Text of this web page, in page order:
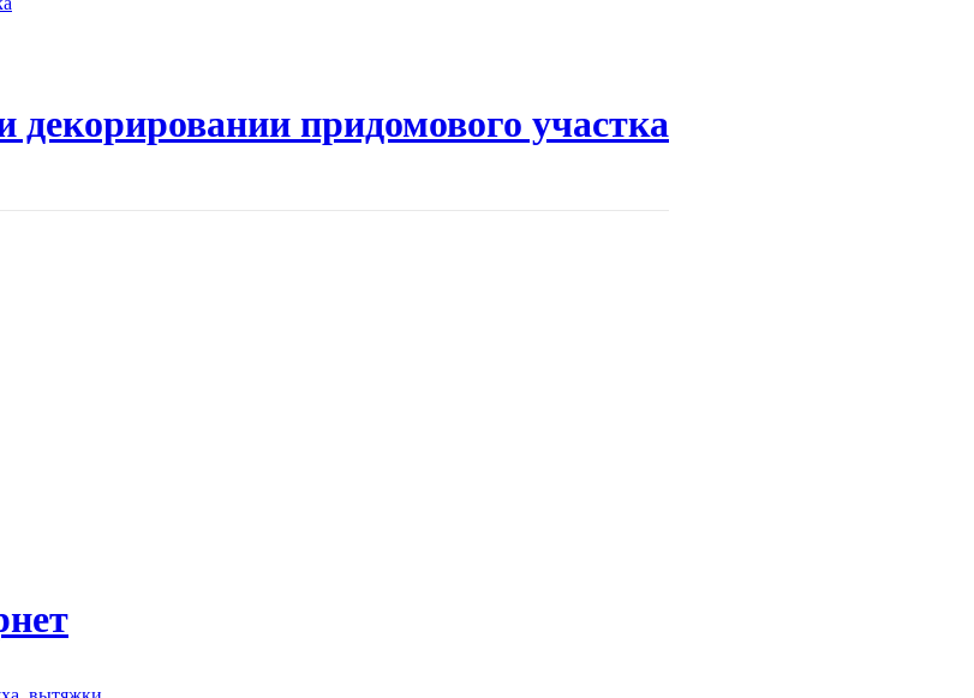
придомового участка